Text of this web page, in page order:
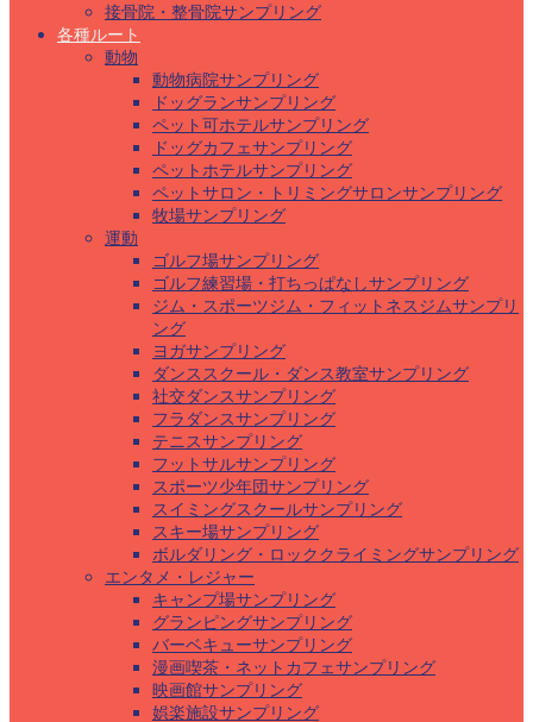
接骨院・整骨院サンプリング
各種ルート
動物
動物病院サンプリング
ドッグランサンプリング
ペット可ホテルサンプリング
ドッグカフェサンプリング
ペットホテルサンプリング
ペットサロン・トリミングサロンサンプリング
牧場サンプリング
運動
ゴルフ場サンプリング
ゴルフ練習場・打ちっぱなしサンプリング
ジム・スポーツジム・フィットネスジムサンプリ
ング
ヨガサンプリング
ダンススクール・ダンス教室サンプリング
社交ダンスサンプリング
フラダンスサンプリング
テニスサンプリング
フットサルサンプリング
スポーツ少年団サンプリング
スイミングスクールサンプリング
スキー場サンプリング
ボルダリング・ロッククライミングサンプリング
エンタメ・レジャー
キャンプ場サンプリング
グランピングサンプリング
バーベキューサンプリング
漫画喫茶・ネットカフェサンプリング
映画館サンプリング
娯楽施設サンプリング